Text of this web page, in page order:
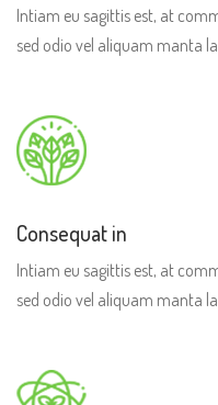
Intiam eu sagittis est, at
sed odio vel aliquam manta
Consequat in
Intiam eu sagittis est, at
sed odio vel aliquam manta